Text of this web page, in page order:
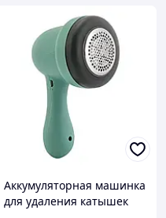
Аккумуляторная машинка
для удаления катышек